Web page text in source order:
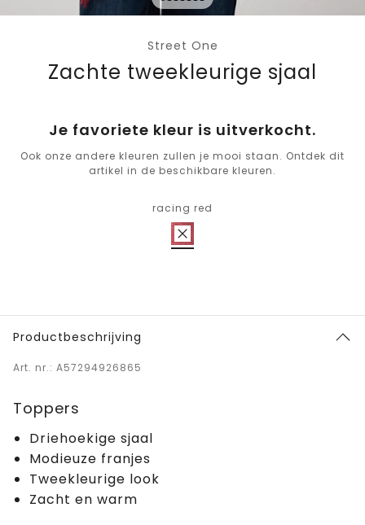
Street One
Zachte tweekleurige sjaal
Je favoriete kleur is uitverkocht.
Ook onze andere kleuren zullen je mooi staan. Ontdek dit
artikel in de beschikbare kleuren.
racing red
Productbeschrijving
Art. nr.: A57294926865
Toppers
Driehoekige sjaal
Modieuze franjes
Tweekleurige look
Zacht en warm